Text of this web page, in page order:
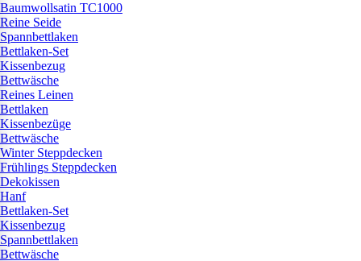
Baumwollsatin TC1000
Reine Seide
Spannbettlaken
Bettlaken-Set
Kissenbezug
Bettwäsche
Reines Leinen
Bettlaken
Kissenbezüge
Bettwäsche
Winter Steppdecken
Frühlings Steppdecken
Dekokissen
Hanf
Bettlaken-Set
Kissenbezug
Spannbettlaken
Bettwäsche